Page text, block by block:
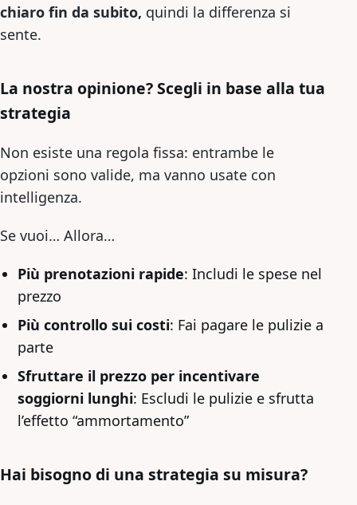
chiaro fin da subito, quindi la differenza si
sente.
La nostra opinione? Scegli in base alla tua
strategia
Non esiste una regola fissa: entrambe le
opzioni sono valide, ma vanno usate con
intelligenza.
Se vuoi… Allora…
Più prenotazioni rapide: Includi le spese nel
prezzo
Più controllo sui costi: Fai pagare le pulizie a
parte
Sfruttare il prezzo per incentivare
soggiorni lunghi: Escludi le pulizie e sfrutta
l’effetto “ammortamento”
Hai bisogno di una strategia su misura?